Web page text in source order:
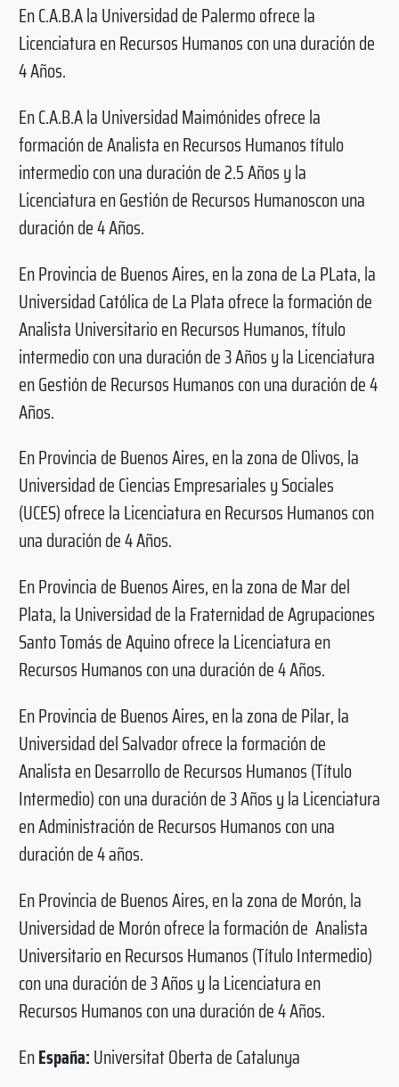
En C.A.B.A la Universidad de Palermo ofrece la
Licenciatura en Recursos Humanos con una duración de
4 Años.
En C.A.B.A la Universidad Maimónides ofrece la
formación de Analista en Recursos Humanos título
intermedio con una duración de 2.5 Años y la
Licenciatura en Gestión de Recursos Humanoscon una
duración de 4 Años.
En Provincia de Buenos Aires, en la zona de La PLata, la
Universidad Católica de La Plata ofrece la formación de
Analista Universitario en Recursos Humanos, título
intermedio con una duración de 3 Años y la Licenciatura
en Gestión de Recursos Humanos con una duración de 4
Años.
En Provincia de Buenos Aires, en la zona de Olivos, la
Universidad de Ciencias Empresariales y Sociales
(UCES) ofrece la Licenciatura en Recursos Humanos con
una duración de 4 Años.
En Provincia de Buenos Aires, en la zona de Mar del
Plata, la Universidad de la Fraternidad de Agrupaciones
Santo Tomás de Aquino ofrece la Licenciatura en
Recursos Humanos con una duración de 4 Años.
En Provincia de Buenos Aires, en la zona de Pilar, la
Universidad del Salvador ofrece la formación de
Analista en Desarrollo de Recursos Humanos (Título
Intermedio) con una duración de 3 Años y la Licenciatura
en Administración de Recursos Humanos con una
duración de 4 años.
En Provincia de Buenos Aires, en la zona de Morón, la
Universidad de Morón ofrece la formación de Analista
Universitario en Recursos Humanos (Título Intermedio)
con una duración de 3 Años y la Licenciatura en
Recursos Humanos con una duración de 4 Años.
EnEspaña:Universitat Oberta de Catalunya